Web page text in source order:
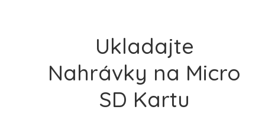
Ukladajte
Nahrávky na Micro
SD Kartu